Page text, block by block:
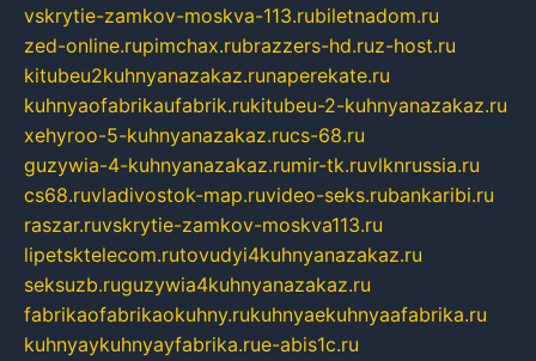
vskrytie-zamkov-moskva-113.rubiletnadom.ru
zed-online.rupimchax.rubrazzers-hd.ruz-host.ru
kitubeu2kuhnyanazakaz.runaperekate.ru
kuhnyaofabrikaufabrik.rukitubeu-2-kuhnyanazakaz.ru
xehyroo-5-kuhnyanazakaz.rucs-68.ru
guzywia-4-kuhnyanazakaz.rumir-tk.ruvlknrussia.ru
cs68.ruvladivostok-map.ruvideo-seks.rubankaribi.ru
raszar.ruvskrytie-zamkov-moskva113.ru
lipetsktelecom.rutovudyi4kuhnyanazakaz.ru
seksuzb.ruguzywia4kuhnyanazakaz.ru
fabrikaofabrikaokuhny.rukuhnyaekuhnyaafabrika.ru
kuhnyaykuhnyayfabrika.rue-abis1c.ru